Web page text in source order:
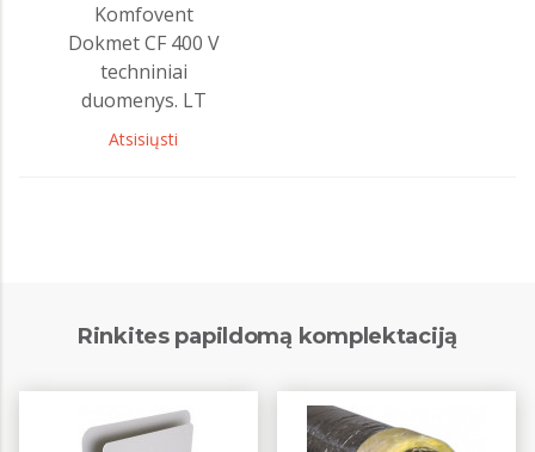
Komfovent
Dokmet CF 400 V
techniniai
duomenys. LT
Atsisiųsti
Rinkites papildomą komplektaciją